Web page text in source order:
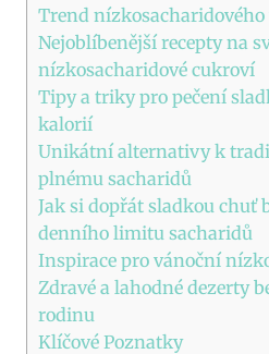
Trend
Nejoblíbenější recepty na
nízkosacharidové cukroví
Tipy a triky pro pečení
⁢kalorií
Unikátní ⁣alternativy k
plnému sacharidů
Jak ⁣si‌ dopřát sladkou⁢ chuť
denního limitu sacharidů
Inspirace pro vánoční
Zdravé a lahodné dezerty
rodinu
Klíčové ⁢Poznatky